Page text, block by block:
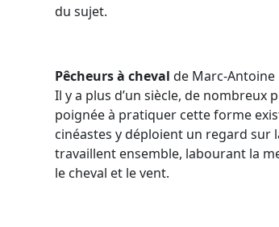
du sujet.
Pêcheurs à cheval de Marc-Antoine
Il y a plus d’un siècle, de nombreux
poignée à pratiquer cette forme
cinéastes y déploient un regard sur
travaillent ensemble, labourant la
le cheval et le vent.